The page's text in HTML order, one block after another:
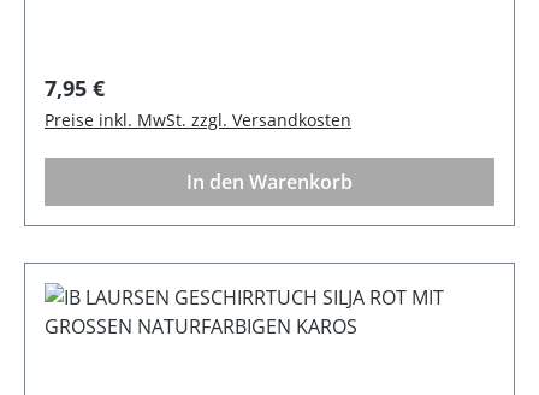
Regulärer Preis:
7,95 €
Preise inkl. MwSt. zzgl. Versandkosten
In den Warenkorb